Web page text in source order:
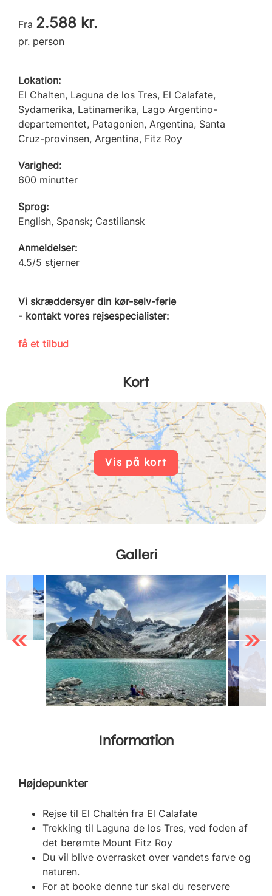
Fra 2.588 kr.
pr. person
Lokation:
El Chalten, Laguna de los Tres, El Calafate,
Sydamerika, Latinamerika, Lago Argentino-
departementet, Patagonien, Argentina, Santa
Cruz-provinsen, Argentina, Fitz Roy
Varighed:
600 minutter
Sprog:
English, Spansk; Castiliansk
Anmeldelser:
4.5/5 stjerner
Vi skræddersyer din kør-selv-ferie
- kontakt vores rejsespecialister:
få et tilbud
Kort
Vis på kort
Galleri
Previous Next
Information
Højdepunkter
Rejse til El Chaltén fra El Calafate
Trekking til Laguna de los Tres, ved foden af
det berømte Mount Fitz Roy
Du vil blive overrasket over vandets farve og
naturen.
For at booke denne tur skal du reservere